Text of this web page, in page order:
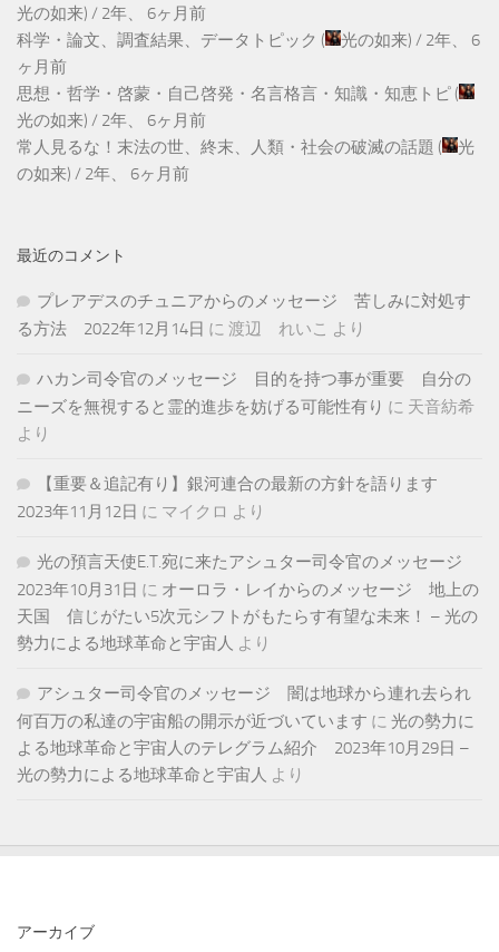
光の如来) / 2年、 6ヶ月前
科学・論文、調査結果、データトピック ( 光の如来) / 2年、 6
ヶ月前
思想・哲学・啓蒙・自己啓発・名言格言・知識・知恵トピ (
光の如来) / 2年、 6ヶ月前
常人見るな！末法の世、終末、人類・社会の破滅の話題 (
光
の如来) / 2年、 6ヶ月前
最近のコメント
プレアデスのチュニアからのメッセージ 苦しみに対処す
る方法 2022年12月14日 に 渡辺 れいこ より
ハカン司令官のメッセージ 目的を持つ事が重要 自分の
ニーズを無視すると霊的進歩を妨げる可能性有り に 天音紡希
より
【重要＆追記有り】銀河連合の最新の方針を語ります
2023年11月12日 に マイクロ より
光の預言天使E.T.宛に来たアシュター司令官のメッセージ
2023年10月31日 に オーロラ・レイからのメッセージ 地上の
天国 信じがたい5次元シフトがもたらす有望な未来！ – 光の
勢力による地球革命と宇宙人 より
アシュター司令官のメッセージ 闇は地球から連れ去られ
何百万の私達の宇宙船の開示が近づいています に 光の勢力に
よる地球革命と宇宙人のテレグラム紹介 2023年10月29日 –
光の勢力による地球革命と宇宙人 より
アーカイブ